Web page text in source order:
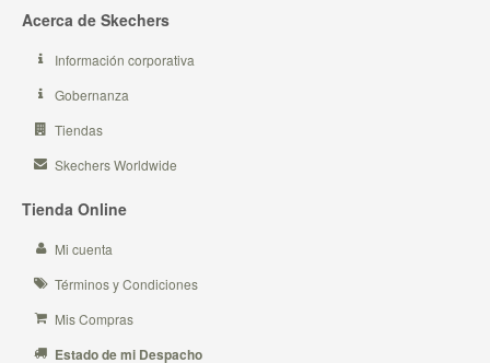
Acerca de Skechers
Información corporativa
Gobernanza
Tiendas
Skechers Worldwide
Tienda Online
Mi cuenta
Términos y Condiciones
Mis Compras
Estado de mi Despacho